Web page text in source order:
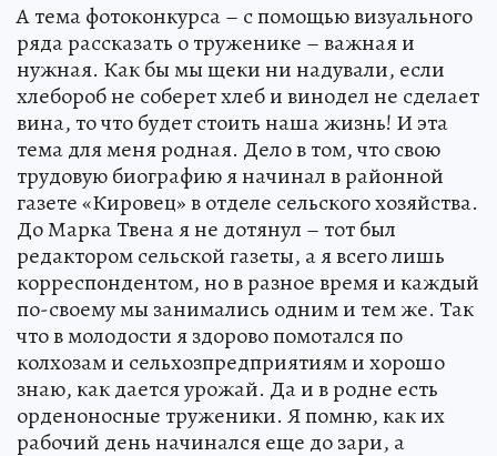
А тема фотоконкурса – с помощью визуального
ряда рассказать о труженике – важная и
нужная. Как бы мы щеки ни надували, если
хлебороб не соберет хлеб и винодел не сделает
вина, то что будет стоить наша жизнь! И эта
тема для меня родная. Дело в том, что свою
трудовую биографию я начинал в районной
газете «Кировец» в отделе сельского хозяйства.
До Марка Твена я не дотянул – тот был
редактором сельской газеты, а я всего лишь
корреспондентом, но в разное время и каждый
по-своему мы занимались одним и тем же. Так
что в молодости я здорово помотался по
колхозам и сельхозпредприятиям и хорошо
знаю, как дается урожай. Да и в родне есть
орденоносные труженики. Я помню, как их
рабочий день начинался еще до зари, а